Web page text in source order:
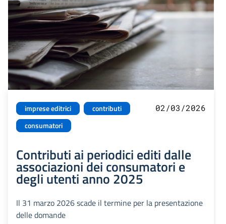
imprese editrici
contributi
consumatori
02/03/2026
Contributi ai periodici editi dalle
associazioni dei consumatori e
degli utenti anno 2025
Il 31 marzo 2026 scade il termine per la presentazione
delle domande